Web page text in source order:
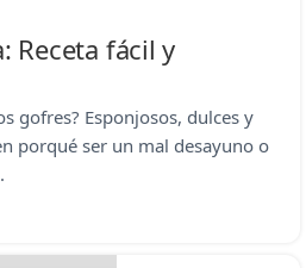
Receta fácil y
gofres? Esponjosos, dulces y
porqué ser un mal desayuno o